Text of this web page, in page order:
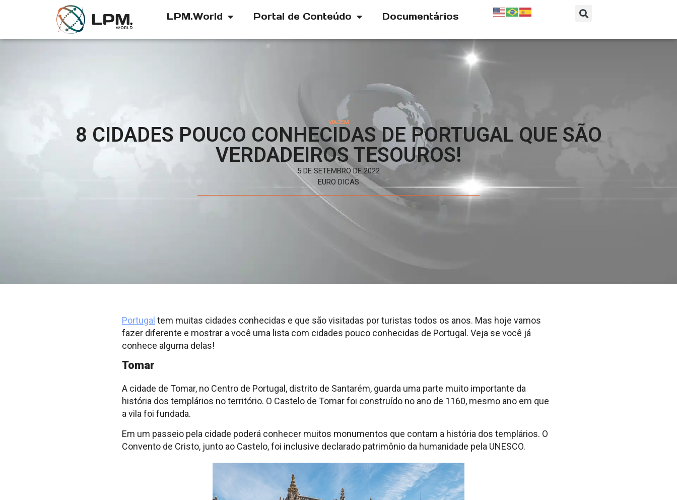
LPM.World Portal de Conteúdo Documentários
VIAGEM
8 CIDADES POUCO CONHECIDAS DE PORTUGAL QUE SÃO
VERDADEIROS TESOUROS!
5 DE SETEMBRO DE 2022
EURO DICAS
Portugal tem muitas cidades conhecidas e que são visitadas por turistas todos os anos. Mas hoje vamos
fazer diferente e mostrar a você uma lista com cidades pouco conhecidas de Portugal. Veja se você já
conhece alguma delas!
Tomar
A cidade de Tomar, no Centro de Portugal, distrito de Santarém, guarda uma parte muito importante da
história dos templários no território. O Castelo de Tomar foi construído no ano de 1160, mesmo ano em que
a vila foi fundada.
Em um passeio pela cidade poderá conhecer muitos monumentos que contam a história dos templários. O
Convento de Cristo, junto ao Castelo, foi inclusive declarado patrimônio da humanidade pela UNESCO.